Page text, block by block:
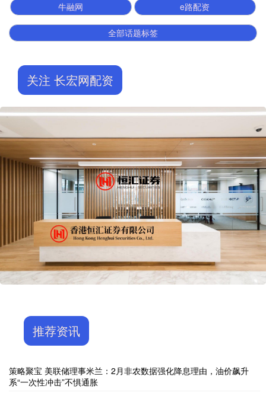
牛融网 e路配资
全部话题标签
关注 长宏网配资
推荐资讯
策略聚宝 美联储理事米兰：2月非农数据强化降息理由，油价飙升
系“一次性冲击”不惧通胀